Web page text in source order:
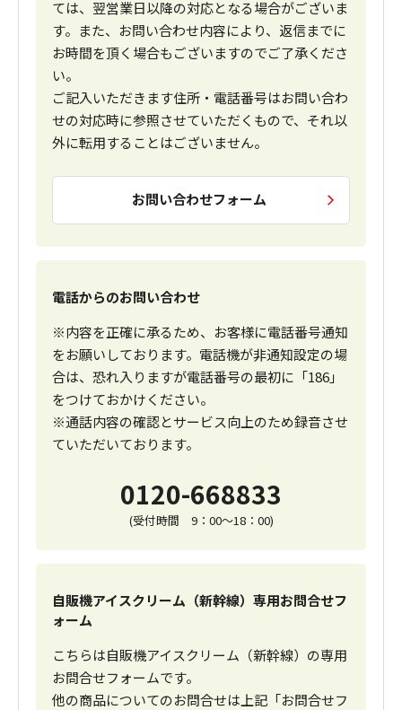
ては、翌営業日以降の対応となる場合がございま
す。また、お問い合わせ内容により、返信までに
お時間を頂く場合もございますのでご了承くださ
い。
ご記入いただきます住所・電話番号はお問い合わ
せの対応時に参照させていただくもので、それ以
外に転用することはございません。
お問い合わせフォーム
電話からのお問い合わせ
※内容を正確に承るため、お客様に電話番号通知
をお願いしております。電話機が非通知設定の場
合は、恐れ入りますが電話番号の最初に「186」
をつけておかけください。
※通話内容の確認とサービス向上のため録音させ
ていただいております。
0120-668833
(受付時間 9：00～18：00)
自販機アイスクリーム（新幹線）専用お問合せフ
ォーム
こちらは自販機アイスクリーム（新幹線）の専用
お問合せフォームです。
他の商品についてのお問合せは上記「お問合せフ